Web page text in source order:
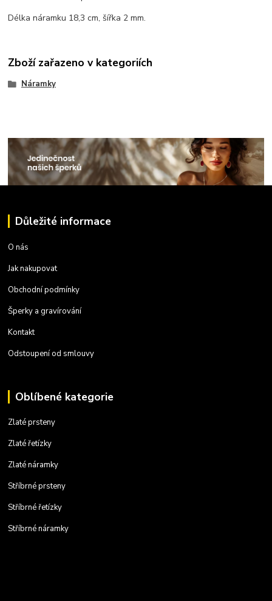
Délka náramku 18,3 cm, šířka 2 mm.
Zboží zařazeno v kategoriích
Náramky
Důležité informace
O nás
Jak nakupovat
Obchodní podmínky
Šperky a gravírování
Kontakt
Odstoupení od smlouvy
Oblíbené kategorie
Zlaté prsteny
Zlaté řetízky
Zlaté náramky
Stříbrné prsteny
Stříbrné řetízky
Stříbrné náramky